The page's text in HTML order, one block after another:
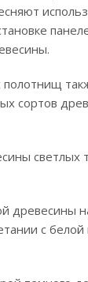
полотнищ
сортов
светлых
древесины
с